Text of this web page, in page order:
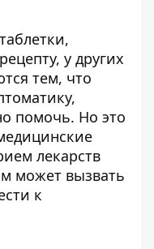
у других
тем, что
помочь. Но это
лекарств
может вызвать
к